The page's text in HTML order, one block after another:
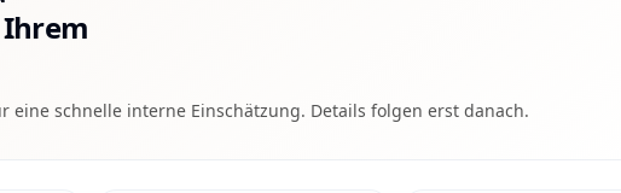
eine schnelle interne Einschätzung. Details folgen erst danach.